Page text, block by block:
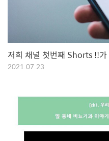
저희 채널 첫번째 Shorts !!
2021.07.23